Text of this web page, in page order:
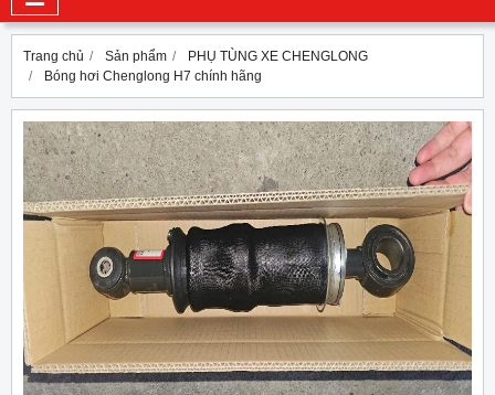
Trang chủ Sản phẩm
PHỤ TÙNG XE CHENGLONG
Bóng hơi Chenglong H7 chính hãng